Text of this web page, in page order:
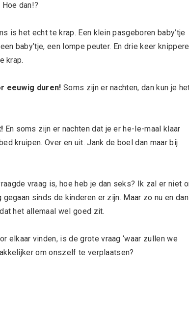
dan!?
is het echt te krap. Een klein pasgeboren baby’tje
baby’tje, een lompe peuter. En drie keer
krap.
eeuwig duren! Soms zijn er nachten, dan kun je
En soms zijn er nachten dat je er he-le-maal klaar
kruipen. Over en uit. Jank de boel dan maar bij
vraag is, hoe heb je dan seks? Ik zal er niet
sinds de kinderen er zijn. Maar zo nu en dan
het allemaal wel goed zit.
elkaar vinden, is de grote vraag ‘waar zullen we
om onszelf te verplaatsen?